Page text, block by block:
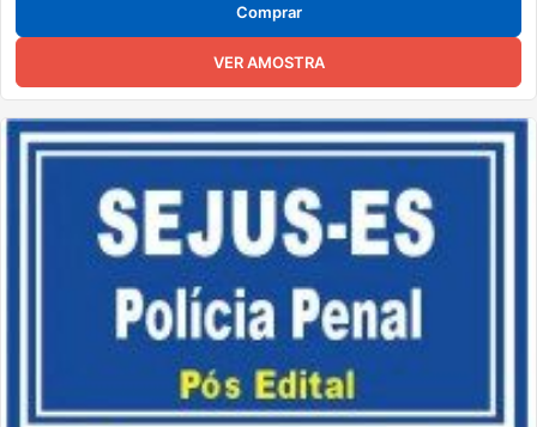
Comprar
VER AMOSTRA